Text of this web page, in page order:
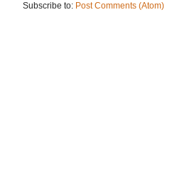
Subscribe to: Post Comments (Atom)